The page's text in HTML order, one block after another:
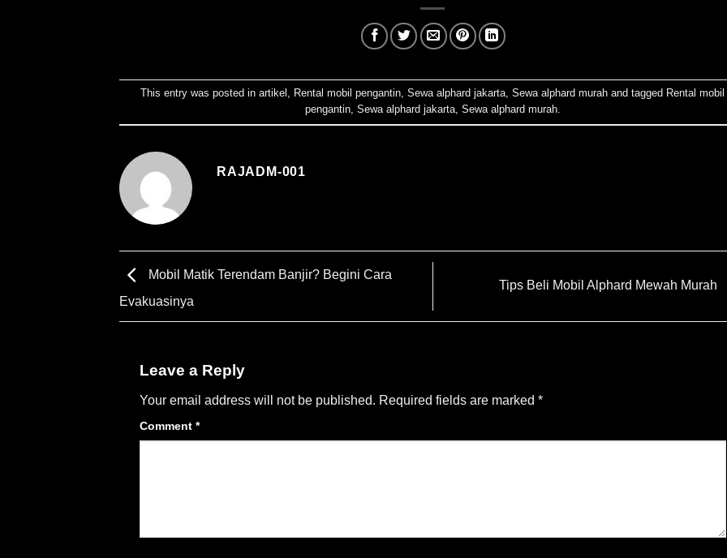
This entry was posted inartikel , Rental mobil pengantin,Sewa alphard jakarta,Sewa alphard murah and tagged Rental mobil
pengantin, Sewa alphard jakarta, Sewa alphard murah.
RAJADM-001
Mobil Matik Terendam Banjir? Begini Cara
Evakuasinya
Tips Beli Mobil Alphard Mewah Murah
Leave a Reply
Your email address will not be published. Required fields are marked *
Comment *